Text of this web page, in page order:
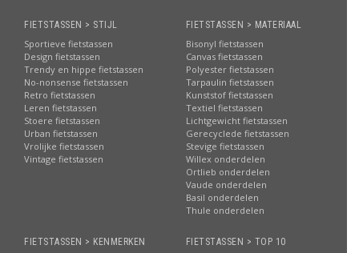
FIETSTASSEN > STIJL
Sportieve fietstassen
Design fietstassen
Trendy en hippe fietstassen
No-nonsense fietstassen
Retro fietstassen
Leren fietstassen
Stoere fietstassen
Urban fietstassen
Vrolijke fietstassen
Vintage fietstassen
FIETSTASSEN > MATERIAAL
Bisonyl fietstassen
Canvas fietstassen
Polyester fietstassen
Tarpaulin fietstassen
Kunststof fietstassen
Textiel fietstassen
Lichtgewicht fietstassen
Gerecyclede fietstassen
Stevige fietstassen
Willex onderdelen
Ortlieb onderdelen
Vaude onderdelen
Basil onderdelen
Thule onderdelen
FIETSTASSEN > KENMERKEN
FIETSTASSEN > TOP 10